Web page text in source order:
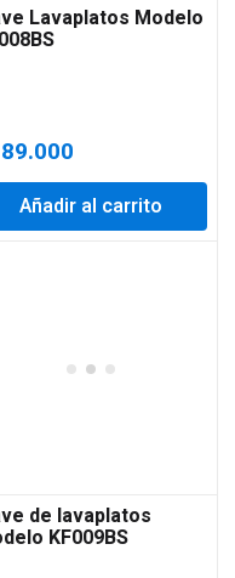
Lavaplatos Modelo
Añadir al carrito
de lavaplatos
KF009BS